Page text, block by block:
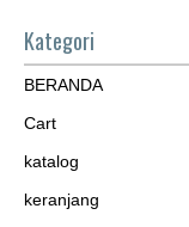
Kategori
BERANDA
Cart
katalog
keranjang